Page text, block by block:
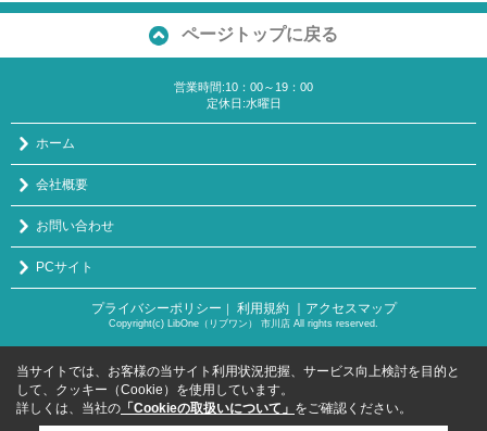
ページトップに戻る
営業時間:10：00～19：00
定休日:水曜日
ホーム
会社概要
お問い合わせ
PCサイト
プライバシーポリシー 利用規約 ｜アクセスマップ
Copyright(c) LibOne（リブワン） 市川店 All rights reserved.
当サイトでは、お客様の当サイト利用状況把握、サービス向上検討を目的と
して、クッキー（Cookie）を使用しています。
詳しくは、当社の 「Cookieの取扱いについて」 をご確認ください。